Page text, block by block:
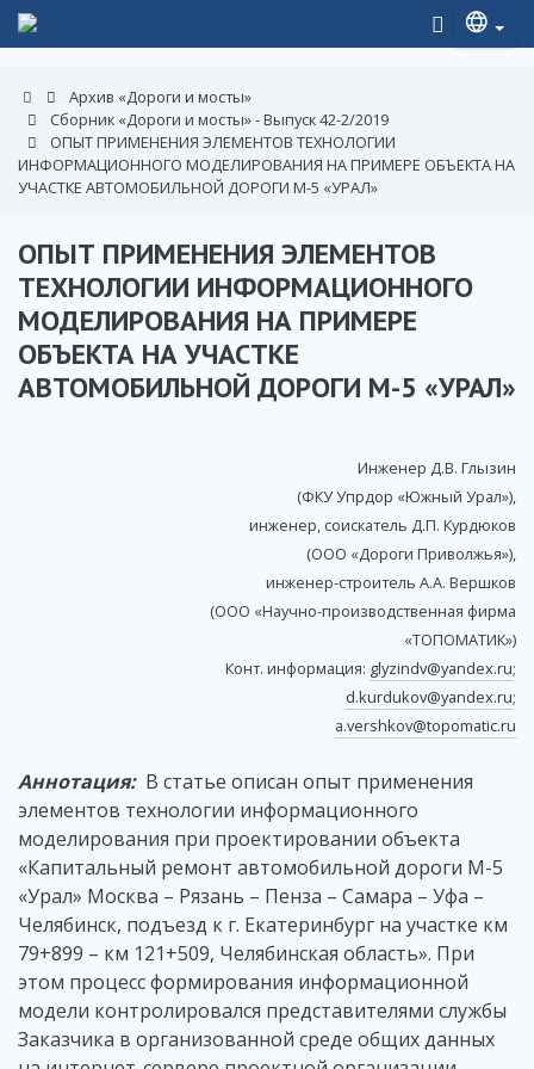
Архив «Дороги и мосты»
Сборник «Дороги и мосты» - Выпуск 42-2/2019
ОПЫТ ПРИМЕНЕНИЯ ЭЛЕМЕНТОВ ТЕХНОЛОГИИ
ИНФОРМАЦИОННОГО МОДЕЛИРОВАНИЯ НА ПРИМЕРЕ ОБЪЕКТА НА
УЧАСТКЕ АВТОМОБИЛЬНОЙ ДОРОГИ М-5 «УРАЛ»
ОПЫТ ПРИМЕНЕНИЯ ЭЛЕМЕНТОВ
ТЕХНОЛОГИИ ИНФОРМАЦИОННОГО
МОДЕЛИРОВАНИЯ НА ПРИМЕРЕ
ОБЪЕКТА НА УЧАСТКЕ
АВТОМОБИЛЬНОЙ ДОРОГИ М-5 «УРАЛ»
Инженер Д.В. Глызин
(ФКУ Упрдор «Южный Урал»),
инженер, соискатель Д.П. Курдюков
(ООО «Дороги Приволжья»),
инженер-строитель А.А. Вершков
(ООО «Научно-производственная фирма
«ТОПОМАТИК»)
Конт. информация: glyzindv@yandex.ru;
d.kurdukov@yandex.ru;
a.vershkov@topomatic.ru
Аннотация:В статье описан опыт применения
элементов технологии информационного
моделирования при проектировании объекта
«Капитальный ремонт автомобильной дороги М-5
«Урал» Москва – Рязань – Пенза – Самара – Уфа –
Челябинск, подъезд к г. Екатеринбург на участке км
79+899 – км 121+509, Челябинская область». При
этом процесс формирования информационной
модели контролировался представителями службы
Заказчика в организованной среде общих данных